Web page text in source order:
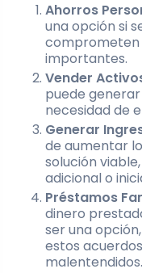
Ahorros
una opción si
comprometen
importantes.
Vender
puede
necesidad de
Generar
de aumentar
solución
adicional o
Préstamos
dinero
ser una
estos
malentendidos.